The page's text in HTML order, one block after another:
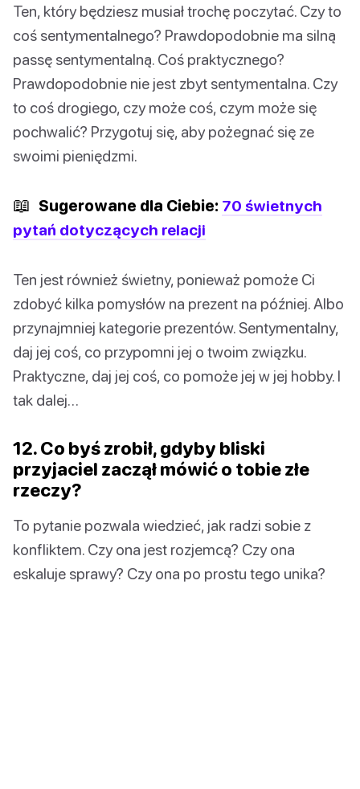
Ten, który będziesz musiał trochę poczytać. Czy to
coś sentymentalnego? Prawdopodobnie ma silną
passę sentymentalną. Coś praktycznego?
Prawdopodobnie nie jest zbyt sentymentalna. Czy
to coś drogiego, czy może coś, czym może się
pochwalić? Przygotuj się, aby pożegnać się ze
swoimi pieniędzmi.
📖 Sugerowane dla Ciebie: 70 świetnych
pytań dotyczących relacji
Ten jest również świetny, ponieważ pomoże Ci
zdobyć kilka pomysłów na prezent na później. Albo
przynajmniej kategorie prezentów. Sentymentalny,
daj jej coś, co przypomni jej o twoim związku.
Praktyczne, daj jej coś, co pomoże jej w jej hobby. I
tak dalej…
12. Co byś zrobił, gdyby bliski
przyjaciel zaczął mówić o tobie złe
rzeczy?
To pytanie pozwala wiedzieć, jak radzi sobie z
konfliktem. Czy ona jest rozjemcą? Czy ona
eskaluje sprawy? Czy ona po prostu tego unika?